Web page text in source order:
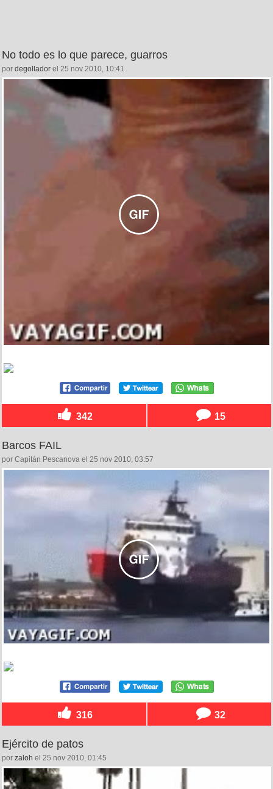
No todo es lo que parece, guarros
por degollador el 25 nov 2010, 10:41
342 15
Barcos FAIL
por Capitán Pescanova el 25 nov 2010, 03:57
316 32
Ejército de patos
por zaloh el 25 nov 2010, 01:45